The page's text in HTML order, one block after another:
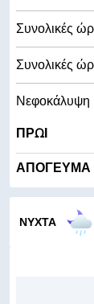
Συνολικές
Συνολικές
Νεφοκάλυψη
ΠΡΩΊ
ΑΠΌΓΕΥΜΑ
ΝΎΧΤΑ